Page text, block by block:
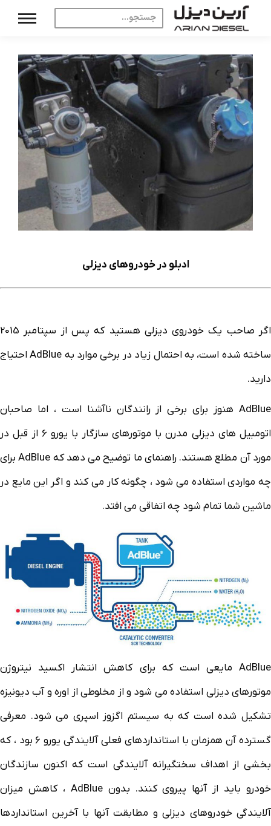
ادبلو در خودروهای دیزلی
اگر صاحب یک خودروی دیزلی هستید که پس از سپتامبر 2015
ساخته شده است، به احتمال زیاد در برخی موارد به AdBlue احتیاج
دارید.
AdBlue هنوز برای برخی از رانندگان ناآشنا است ، اما صاحبان
اتومبیل های دیزلی مدرن با موتورهای سازگار با یورو 6 از قبل در
مورد آن مطلع هستند. راهنمای ما توضیح می دهد که AdBlue برای
چه مواردی استفاده می شود ، چگونه کار می کند و اگر این مایع در
ماشین شما تمام شود چه اتفاقی می افتد.
AdBlue مایعی است که برای کاهش انتشار اکسید نیتروژن
موتورهای دیزلی استفاده می شود و از مخلوطی از اوره و آب دیونیزه
تشکیل شده است که به سیستم اگزوز اسپری می شود. معرفی
گسترده آن همزمان با استانداردهای فعلی آلایندگی یورو 6 بود ، که
بخشی از اهداف سختگیرانه آلایندگی است که اکنون سازندگان
خودرو باید از آنها پیروی کنند. بدون AdBlue ، کاهش میزان
آلایندگی خودروهای دیزلی و مطابقت آنها با آخرین استانداردها